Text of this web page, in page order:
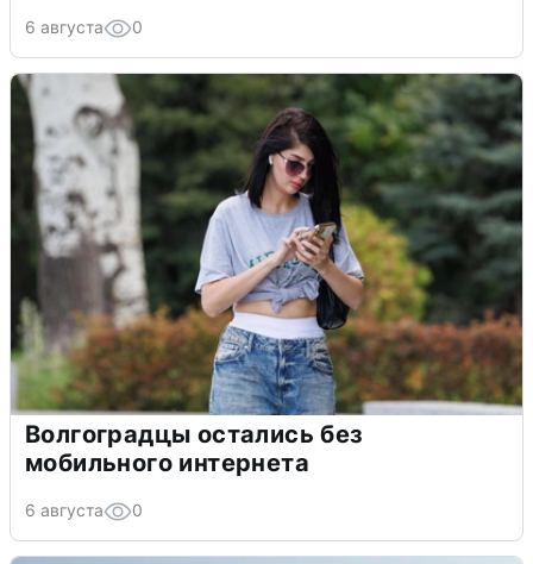
6 августа 0
Волгоградцы остались без
мобильного интернета
6 августа 0